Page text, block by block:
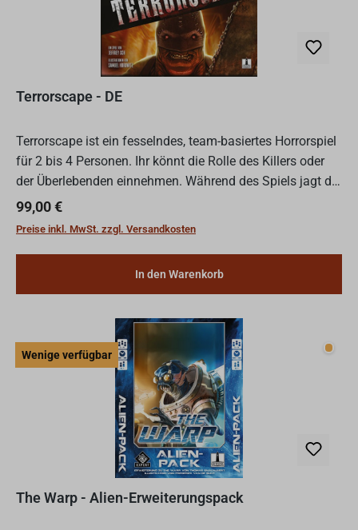
Terrorscape - DE
Terrorscape ist ein fesselndes, team-basiertes Horrorspiel
für 2 bis 4 Personen. Ihr könnt die Rolle des Killers oder
der Überlebenden einnehmen. Während des Spiels jagt der
blutrünstige Killer einen der Überlebenden,...
Regulärer Preis:
99,00 €
Preise inkl. MwSt. zzgl. Versandkosten
In den Warenkorb
Wenige verfügbar
The Warp - Alien-Erweiterungspack